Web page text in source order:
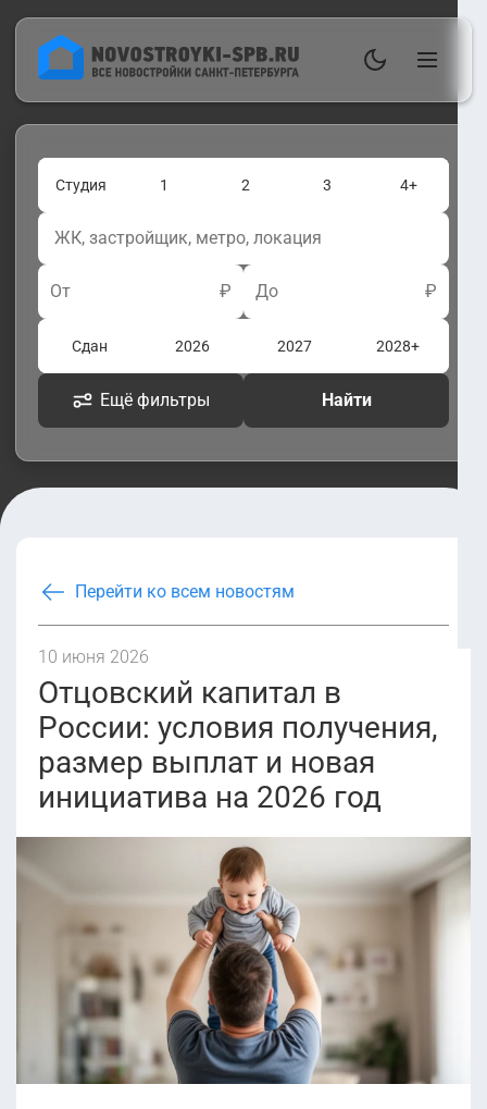
Студия 1 2 3 4+
От ₽ До ₽
Сдан 2026 2027 2028+
Ещё фильтры Найти
Перейти ко всем новостям
10 июня 2026
Отцовский капитал в
России: условия получения,
размер выплат и новая
инициатива на 2026 год